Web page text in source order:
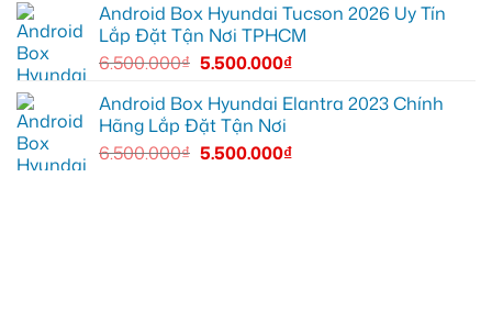
Android Box Hyundai Tucson 2026 Uy Tín
Lắp Đặt Tận Nơi TPHCM
6.500.000₫ 5.500.000₫
Android Box Hyundai Elantra 2023 Chính
Hãng Lắp Đặt Tận Nơi
6.500.000₫ 5.500.000₫